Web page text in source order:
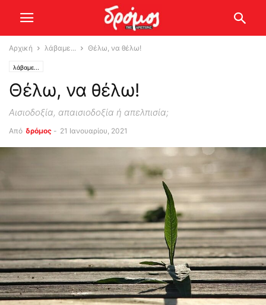
Αρχική λάβαμε... Θέλω, να θέλω!
λάβαμε...
Θέλω, να θέλω!
Αισιοδοξία, απαισιοδοξία ή απελπισία;
Από δρόμος - 21 Ιανουαρίου, 2021